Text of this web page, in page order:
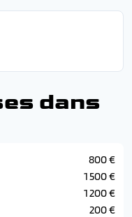
dans
800 €
1 500 €
1 200 €
200 €